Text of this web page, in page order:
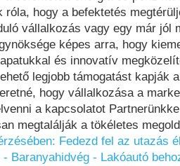
róla, hogy a befektetés
vállalkozás vagy egy már jól
képes arra, hogy
és innovatív
legjobb támogatást kapják
hogy vállalkozása a
a kapcsolatot
megtalálják a tökéletes
Fedezd fel az utazás
- Baranyahidvég - Lakóautó